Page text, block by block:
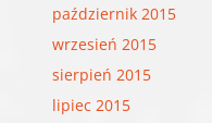
październik 2015
wrzesień 2015
sierpień 2015
lipiec 2015